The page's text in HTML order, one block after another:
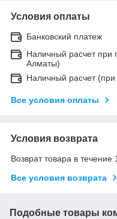
Условия оплаты
Банковский платеж
Наличный расчет при
Алматы)
Наличный расчет
Все условия оплаты
Условия возврата
Возврат товара в
Все условия возврата
Подобные товары